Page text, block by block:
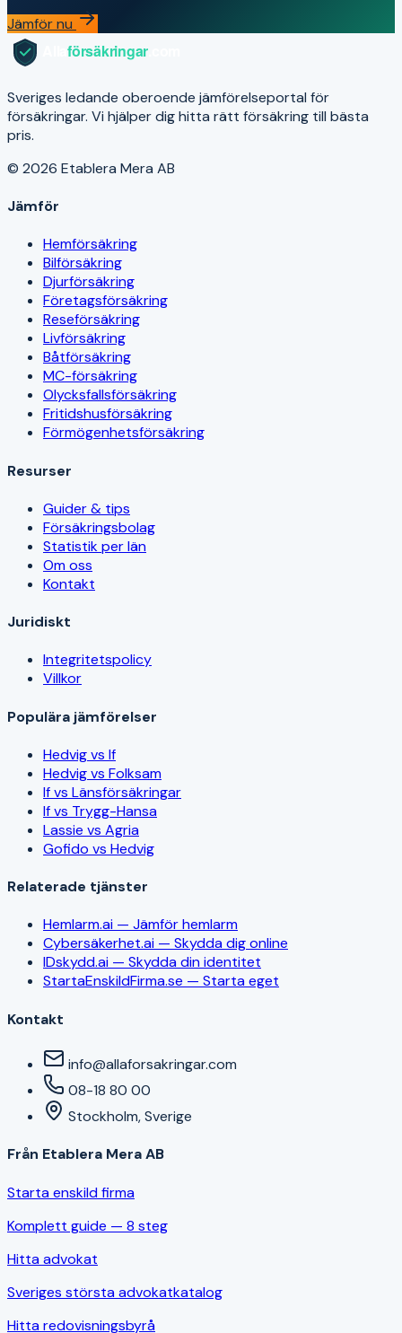
Jämför nu
Sveriges ledande oberoende jämförelseportal för
försäkringar. Vi hjälper dig hitta rätt försäkring till bästa
pris.
© 2026 Etablera Mera AB
Jämför
Hemförsäkring
Bilförsäkring
Djurförsäkring
Företagsförsäkring
Reseförsäkring
Livförsäkring
Båtförsäkring
MC-försäkring
Olycksfallsförsäkring
Fritidshusförsäkring
Förmögenhetsförsäkring
Resurser
Guider & tips
Försäkringsbolag
Statistik per län
Om oss
Kontakt
Juridiskt
Integritetspolicy
Villkor
Populära jämförelser
Hedvig vs If
Hedvig vs Folksam
If vs Länsförsäkringar
If vs Trygg-Hansa
Lassie vs Agria
Gofido vs Hedvig
Relaterade tjänster
Hemlarm.ai — Jämför hemlarm
Cybersäkerhet.ai — Skydda dig online
IDskydd.ai — Skydda din identitet
StartaEnskildFirma.se — Starta eget
Kontakt
info@allaforsakringar.com
08-18 80 00
Stockholm, Sverige
Från Etablera Mera AB
Starta enskild firma
Komplett guide — 8 steg
Hitta advokat
Sveriges största advokatkatalog
Hitta redovisningsbyrå